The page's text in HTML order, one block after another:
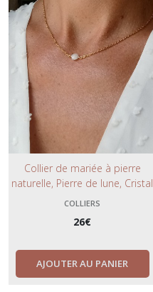
Collier de mariée à pierre
naturelle, Pierre de lune, Cristal
de roche, Lapis Lazuli.
COLLIERS
26€
AJOUTER AU PANIER